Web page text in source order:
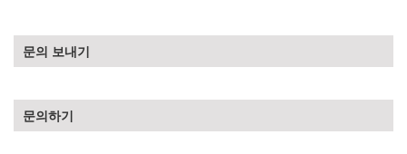
문의 보내기
문의하기